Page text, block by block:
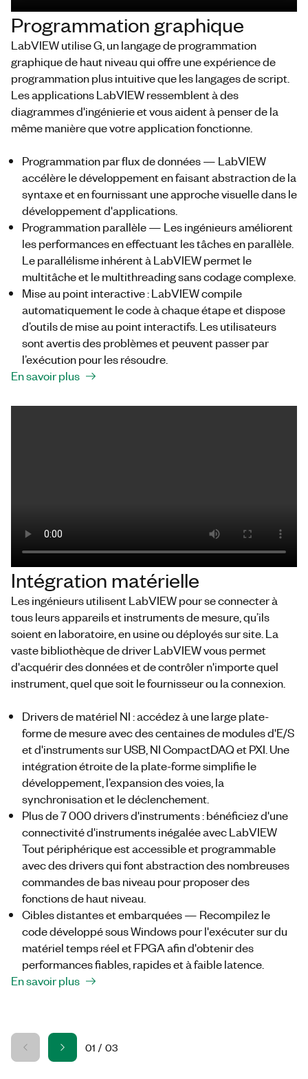
Programmation graphique
LabVIEW utilise G, un langage de programmation
graphique de haut niveau qui offre une expérience de
programmation plus intuitive que les langages de script.
Les applications LabVIEW ressemblent à des
diagrammes d'ingénierie et vous aident à penser de la
même manière que votre application fonctionne.
Programmation par flux de données — LabVIEW
accélère le développement en faisant abstraction de la
syntaxe et en fournissant une approche visuelle dans le
développement d'applications.
Programmation parallèle — Les ingénieurs améliorent
les performances en effectuant les tâches en parallèle.
Le parallélisme inhérent à LabVIEW permet le
multitâche et le multithreading sans codage complexe.
Mise au point interactive : LabVIEW compile
automatiquement le code à chaque étape et dispose
d’outils de mise au point interactifs. Les utilisateurs
sont avertis des problèmes et peuvent passer par
l’exécution pour les résoudre.
En savoir plus
Intégration matérielle
Les ingénieurs utilisent LabVIEW pour se connecter à
tous leurs appareils et instruments de mesure, qu’ils
soient en laboratoire, en usine ou déployés sur site. La
vaste bibliothèque de driver LabVIEW vous permet
d'acquérir des données et de contrôler n'importe quel
instrument, quel que soit le fournisseur ou la connexion.
Drivers de matériel NI : accédez à une large plate-
forme de mesure avec des centaines de modules d'E/S
et d'instruments sur USB, NI CompactDAQ et PXI. Une
intégration étroite de la plate-forme simplifie le
développement, l’expansion des voies, la
synchronisation et le déclenchement.
Plus de 7 000 drivers d'instruments : bénéficiez d'une
connectivité d'instruments inégalée avec LabVIEW
Tout périphérique est accessible et programmable
avec des drivers qui font abstraction des nombreuses
commandes de bas niveau pour proposer des
fonctions de haut niveau.
Cibles distantes et embarquées — Recompilez le
code développé sous Windows pour l'exécuter sur du
matériel temps réel et FPGA afin d'obtenir des
performances fiables, rapides et à faible latence.
En savoir plus
01 / 03